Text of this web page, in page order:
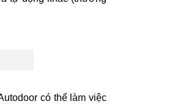
có thể làm việc